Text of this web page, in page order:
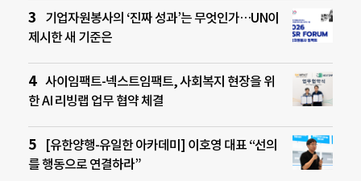
기업자원봉사의 ‘진짜 성과’는 무엇인가…UN이
제시한 새 기준은
사이임팩트-넥스트임팩트, 사회복지 현장을 위
한 AI 리빙랩 업무 협약 체결
[유한양행-유일한 아카데미] 이호영 대표 “선의
를 행동으로 연결하라”